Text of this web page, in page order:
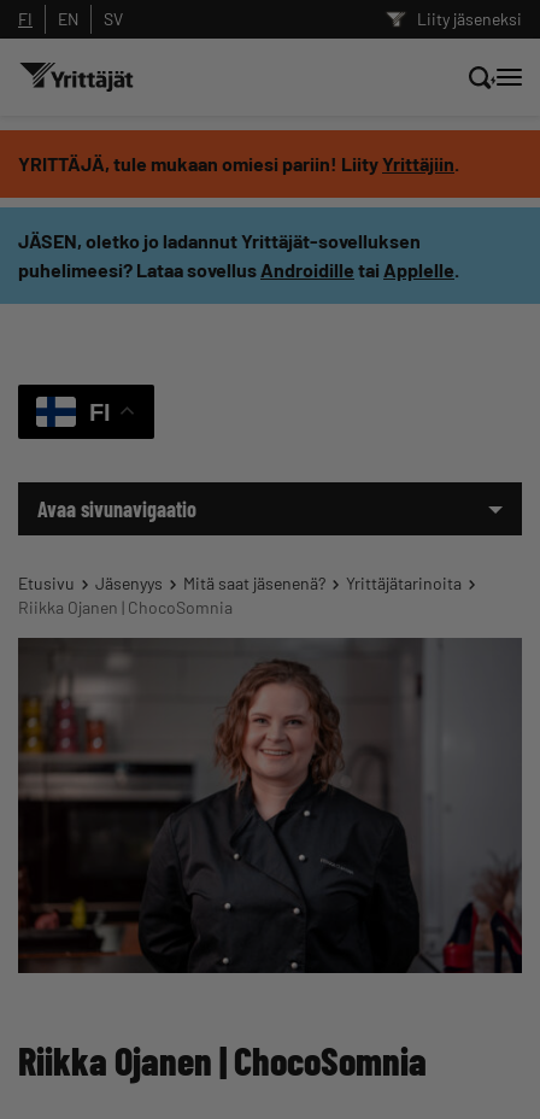
Liity jäseneksi
FI EN SV
YRITTÄJÄ, tule mukaan omiesi pariin! LiityYrittäjiin.
JÄSEN, oletko jo ladannut Yrittäjät-sovelluksen
puhelimeesi? Lataa sovellus Androidille tai Applelle.
FI
Avaa sivunavigaatio
Etusivu Jäsenyys Mitä saat jäsenenä?
Yrittäjätarinoita
Riikka Ojanen | ChocoSomnia
Riikka Ojanen | ChocoSomnia
Hae sivustolta tai kysy suoraan
Yrittäjien tekoälyltä